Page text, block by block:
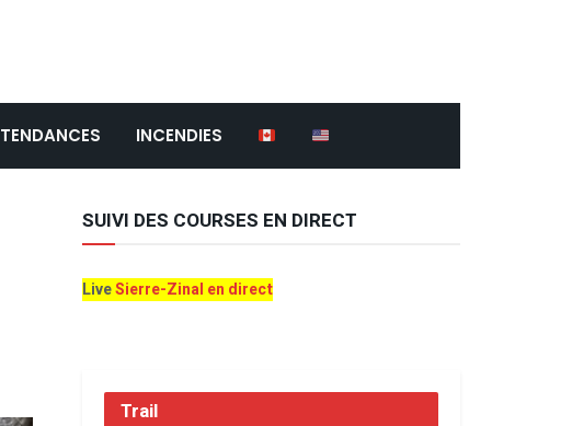
TENDANCES INCENDIES
SUIVI DES COURSES EN DIRECT
LiveSierre-Zinal en direct
Trail